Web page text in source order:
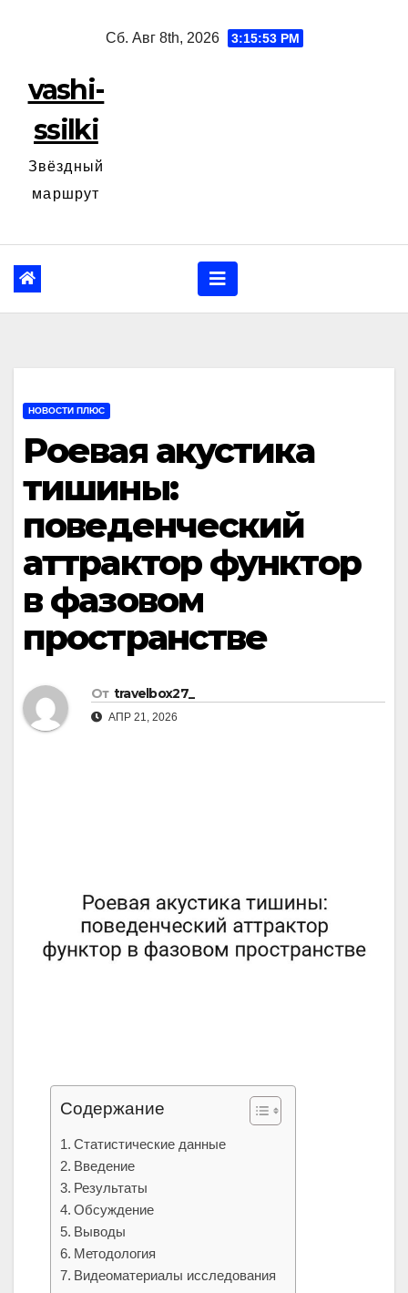
Сб. Авг 8th, 2026 3:15:54 PM
vashi-
ssilki
Звёздный
маршрут
НОВОСТИ ПЛЮС
Роевая акустика
тишины:
поведенческий
аттрактор функтор
в фазовом
пространстве
От travelbox27_
АПР 21, 2026
Содержание
Статистические данные
Введение
Результаты
Обсуждение
Выводы
Методология
Видеоматериалы исследования